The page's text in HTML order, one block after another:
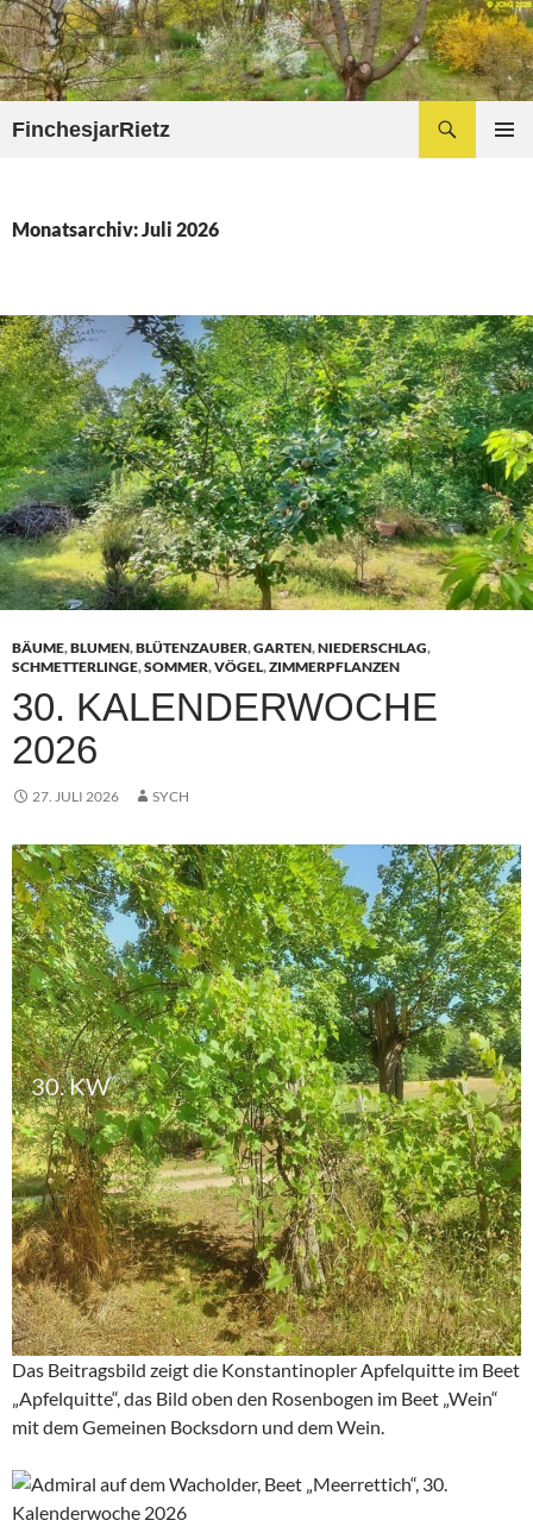
Zum
Inhalt
springen
FinchesjarRietz
Monatsarchiv: Juli 2026
BÄUME,BLUMEN,BLÜTENZAUBER,GARTEN,NIEDERSCHLAG,
SCHMETTERLINGE,SOMMER,VÖGEL,ZIMMERPFLANZEN
30. KALENDERWOCHE
2026
27. JULI 2026 SYCH
30. KW
Das Beitragsbild zeigt die Konstantinopler Apfelquitte im Beet
„Apfelquitte“, das Bild oben den Rosenbogen im Beet „Wein“
mit dem Gemeinen Bocksdorn und dem Wein.